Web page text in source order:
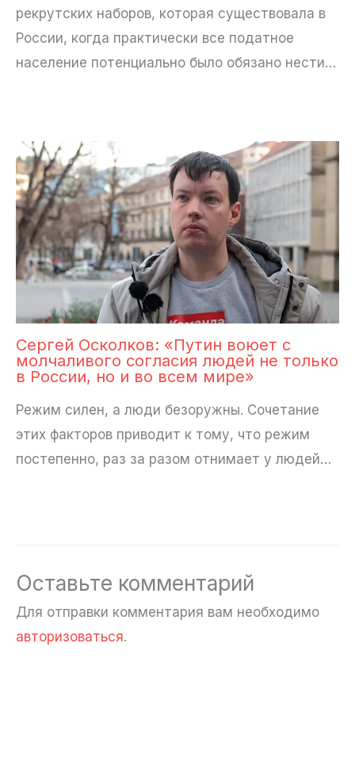
рекрутских наборов, которая существовала в
России, когда практически все податное
население потенциально было обязано нести…
Сергей Осколков: «Путин воюет с
молчаливого согласия людей не только
в России, но и во всем мире»
Режим силен, а люди безоружны. Сочетание
этих факторов приводит к тому, что режим
постепенно, раз за разом отнимает у людей…
Оставьте комментарий
Для отправки комментария вам необходимо
авторизоваться.